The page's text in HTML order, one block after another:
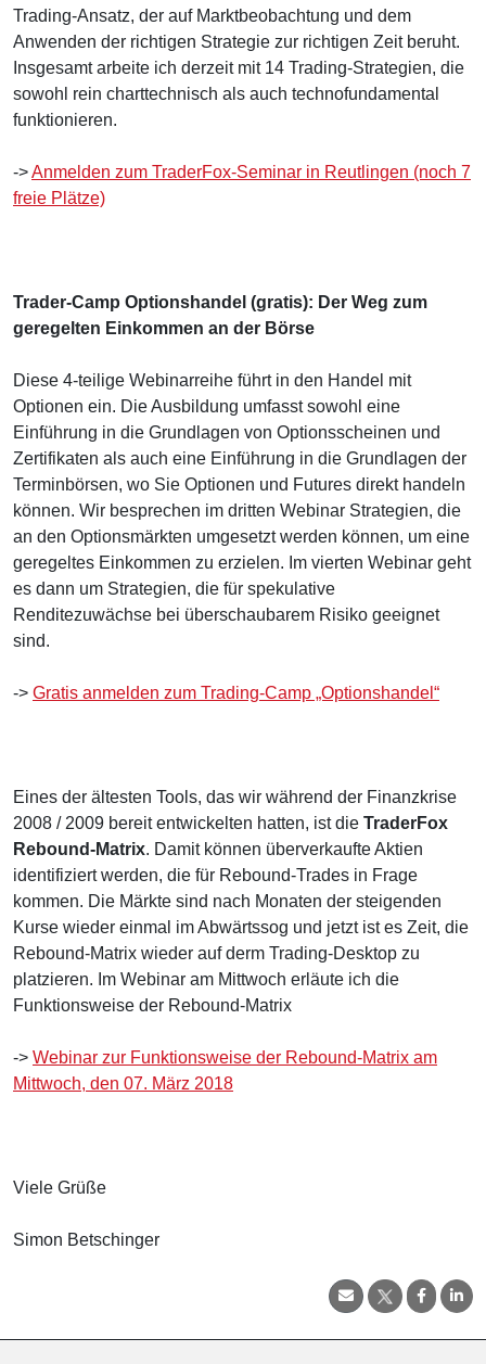
Trading-Ansatz, der auf Marktbeobachtung und dem
Anwenden der richtigen Strategie zur richtigen Zeit beruht.
Insgesamt arbeite ich derzeit mit 14 Trading-Strategien, die
sowohl rein charttechnisch als auch technofundamental
funktionieren.
->Anmelden zum TraderFox-Seminar in Reutlingen (noch 7
freie Plätze)
Trader-Camp Optionshandel (gratis): Der Weg zum
geregelten Einkommen an der Börse
Diese 4-teilige Webinarreihe führt in den Handel mit
Optionen ein. Die Ausbildung umfasst sowohl eine
Einführung in die Grundlagen von Optionsscheinen und
Zertifikaten als auch eine Einführung in die Grundlagen der
Terminbörsen, wo Sie Optionen und Futures direkt handeln
können. Wir besprechen im dritten Webinar Strategien, die
an den Optionsmärkten umgesetzt werden können, um eine
geregeltes Einkommen zu erzielen. Im vierten Webinar geht
es dann um Strategien, die für spekulative
Renditezuwächse bei überschaubarem Risiko geeignet
sind.
-> Gratis anmelden zum Trading-Camp „Optionshandel“
Eines der ältesten Tools, das wir während der Finanzkrise
2008 / 2009 bereit entwickelten hatten, ist die TraderFox
Rebound-Matrix. Damit können überverkaufte Aktien
identifiziert werden, die für Rebound-Trades in Frage
kommen. Die Märkte sind nach Monaten der steigenden
Kurse wieder einmal im Abwärtssog und jetzt ist es Zeit, die
Rebound-Matrix wieder auf derm Trading-Desktop zu
platzieren. Im Webinar am Mittwoch erläute ich die
Funktionsweise der Rebound-Matrix
-> Webinar zur Funktionsweise der Rebound-Matrix am
Mittwoch, den 07. März 2018
Viele Grüße
Simon Betschinger